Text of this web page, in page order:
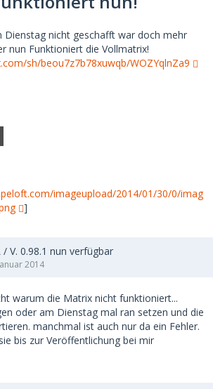
Dienstag nicht geschafft war doch mehr
nun Funktioniert die Vollmatrix!
sh/beou7z7b78xuwqb/WOZYqlnZa9
imageupload/2014/01/30/0/imag
]
/ V. 0.98.1 nun verfügbar
2014
warum die Matrix nicht funktioniert...
oder am Dienstag mal ran setzen und die
manchmal ist auch nur da ein Fehler.
bis zur Veröffentlichung bei mir